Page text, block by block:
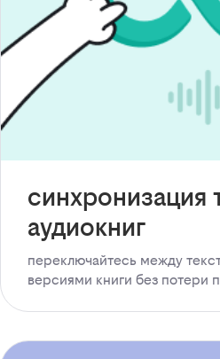
синхронизация
аудиокниг
переключайтесь между
версиями книги без потери